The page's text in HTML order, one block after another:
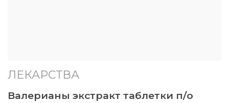
ЛЕКАРСТВА
Валерианы экстракт таблетки п/о